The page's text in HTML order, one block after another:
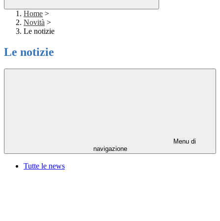
Home >
Novità >
Le notizie
Le notizie
Menu di
navigazione
Tutte le news